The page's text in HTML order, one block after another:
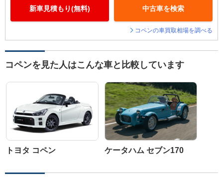
新車見積もり(無料) 中古車を検索
コペンの車買取相場を調べる
コペンを見た人はこんな車と比較しています
トヨタ コペン ケータハム セブン170